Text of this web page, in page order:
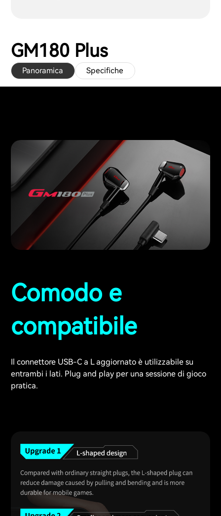
GM180 Plus
Panoramica Specifiche
Comodo e
compatibile
Il connettore USB-C a L aggiornato è utilizzabile su
entrambi i lati. Plug and play per una sessione di gioco
pratica.